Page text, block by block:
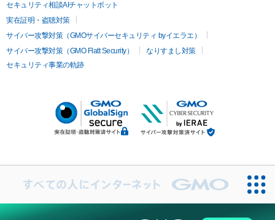
セキュリティ相談AIチャットボット
実在証明・盗聴対策
サイバー攻撃対策（GMOサイバーセキュリティ byイエラエ）
サイバー攻撃対策（GMO Flatt Security）
なりすまし対策
セキュリティ事業の軌跡